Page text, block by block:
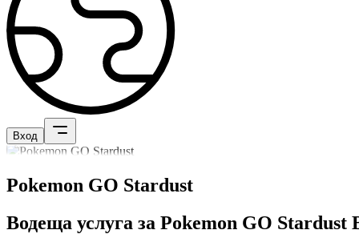
Вход
Pokemon GO Stardust
Водеща услуга за Pokemon GO Stardust